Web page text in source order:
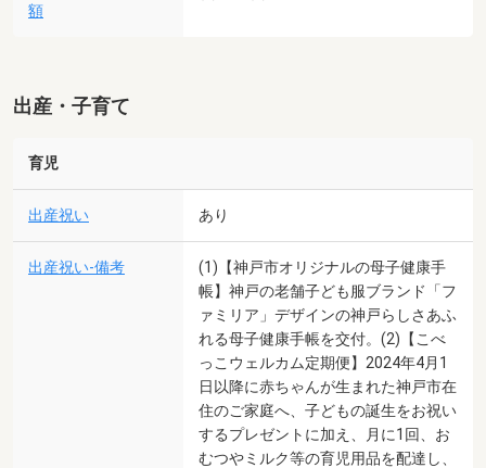
額
出産・子育て
育児
出産祝い あり
出産祝い-備考
(1)【神戸市オリジナルの母子健康手
帳】神戸の老舗子ども服ブランド「フ
ァミリア」デザインの神戸らしさあふ
れる母子健康手帳を交付。(2)【こべ
っこウェルカム定期便】2024年4月1
日以降に赤ちゃんが生まれた神戸市在
住のご家庭へ、子どもの誕生をお祝い
するプレゼントに加え、月に1回、お
むつやミルク等の育児用品を配達し、